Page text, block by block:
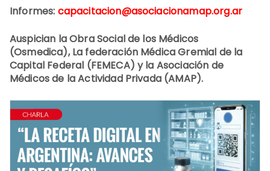
Informes: capacitacion@asociacionamap.org.ar
Auspician la Obra Social de los Médicos
(Osmedica), La federación Médica Gremial de la
Capital Federal (FEMECA) y la Asociación de
Médicos de la Actividad Privada (AMAP).